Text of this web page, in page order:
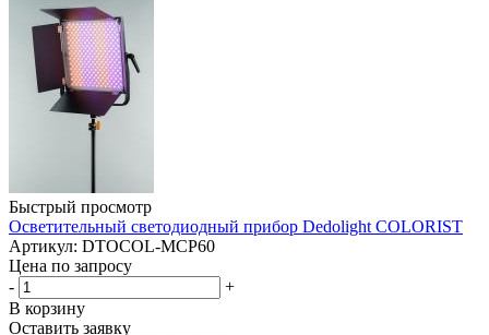
Быстрый просмотр
Осветительный светодиодный прибор Dedolight COLORIST
Артикул: DTOCOL-MCP60
Цена по запросу
-
+
В корзину
Оставить заявку